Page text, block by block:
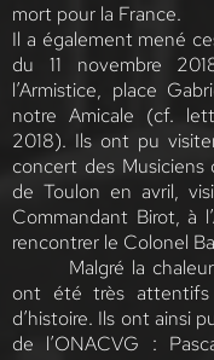
mort pour la France.
Il a également mené
du 11 novembre
l’Armistice, place
notre Amicale (cf.
2018). Ils ont pu
concert des Musiciens
de Toulon en avril,
Commandant Birot, à
rencontrer le Colonel
Malgré la
ont été très
d’histoire. Ils ont ainsi
de l’ONACVG :